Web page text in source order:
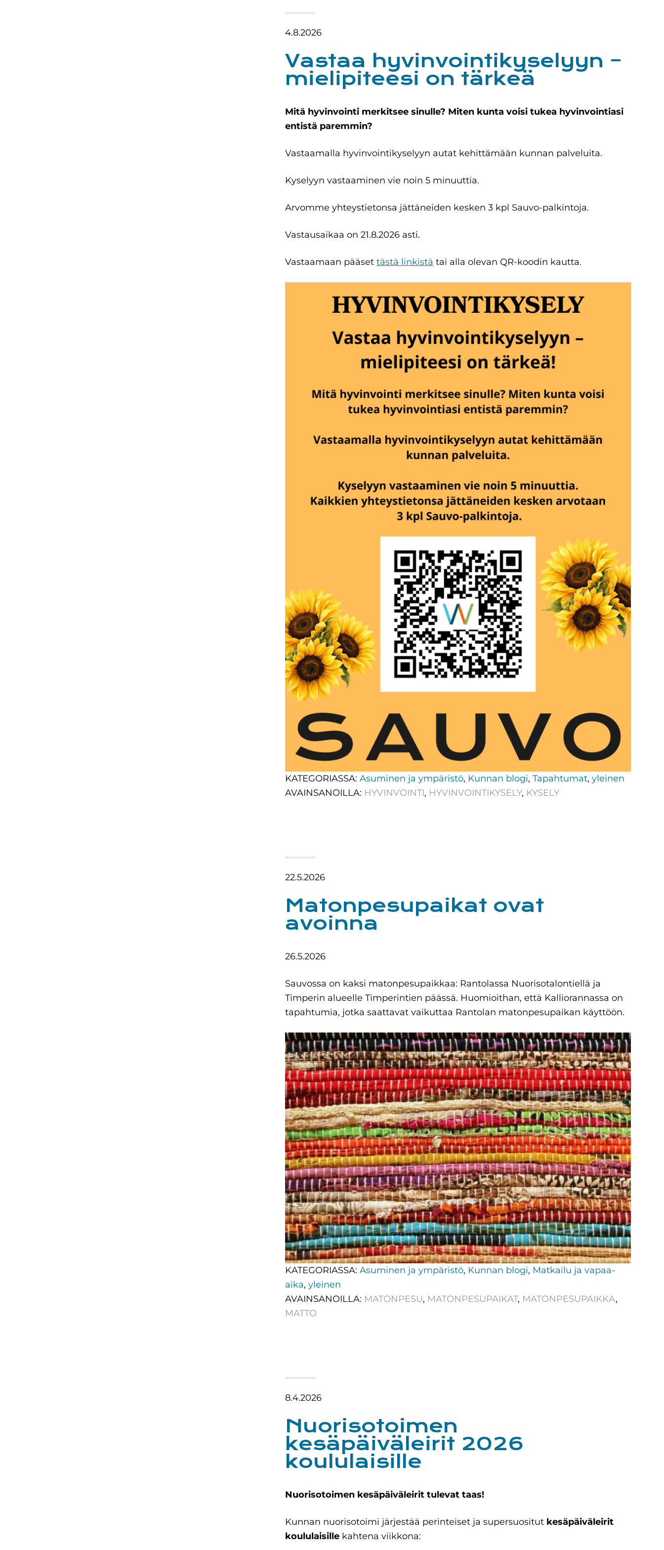
4.8.2026
Vastaa hyvinvointikyselyyn –
mielipiteesi on tärkeä
Mitä hyvinvointi merkitsee sinulle? Miten kunta voisi tukea hyvinvointiasi
entistä paremmin?
Vastaamalla hyvinvointikyselyyn autat kehittämään kunnan palveluita.
Kyselyyn vastaaminen vie noin 5 minuuttia.
Arvomme yhteystietonsa jättäneiden kesken 3 kpl Sauvo-palkintoja.
Vastausaikaa on 21.8.2026 asti.
Vastaamaan pääset tästä linkistä tai alla olevan QR-koodin kautta.
KATEGORIASSA: Asuminen ja ympäristö, Kunnan blogi, Tapahtumat, yleinen
AVAINSANOILLA: HYVINVOINTI, HYVINVOINTIKYSELY, KYSELY
22.5.2026
Matonpesupaikat ovat
avoinna
26.5.2026
Sauvossa on kaksi matonpesupaikkaa: Rantolassa Nuorisotalontiellä ja
Timperin alueelle Timperintien päässä. Huomioithan, että Kalliorannassa on
tapahtumia, jotka saattavat vaikuttaa Rantolan matonpesupaikan käyttöön.
KATEGORIASSA: Asuminen ja ympäristö, Kunnan blogi, Matkailu ja vapaa-
aika, yleinen
AVAINSANOILLA: MATONPESU, MATONPESUPAIKAT, MATONPESUPAIKKA,
MATTO
8.4.2026
Nuorisotoimen
kesäpäiväleirit 2026
koululaisille
Nuorisotoimen kesäpäiväleirit tulevat taas!
Kunnan nuorisotoimi järjestää perinteiset ja supersuositut kesäpäiväleirit
koululaisillekahtena viikkona: